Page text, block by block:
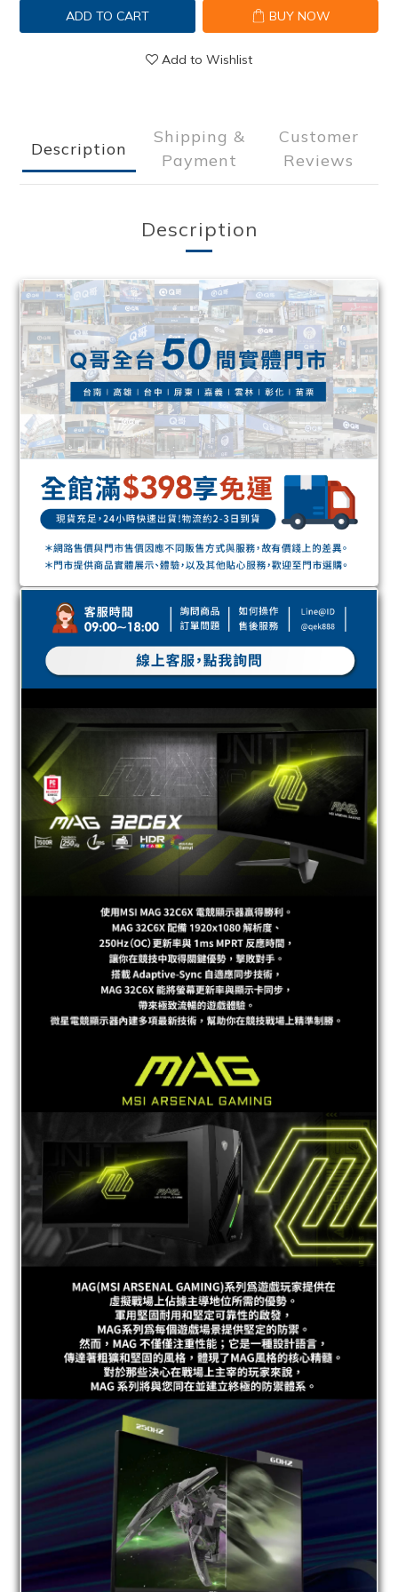
ADD TO CART BUY NOW
Add to Wishlist
Description
Shipping &
Payment
Customer
Reviews
Description